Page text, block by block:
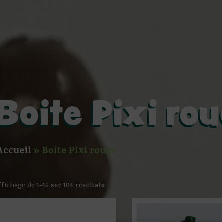
Pixi
» Boite Pixi rouge
de 1–16 sur 104 résultats